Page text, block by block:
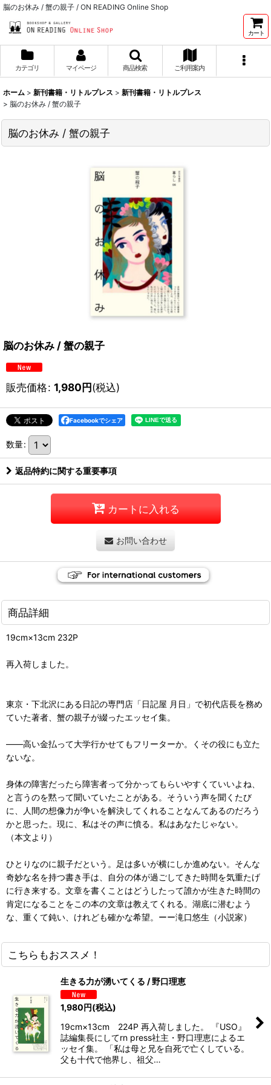
脳のお休み / 蟹の親子 / ON READING Online Shop
カート
カテゴリ マイページ 商品検索 ご利用案内
ホーム > 新刊書籍・リトルプレス > 新刊書籍・リトルプレス
> 脳のお休み / 蟹の親子
脳のお休み / 蟹の親子
脳のお休み / 蟹の親子
販売価格: 1,980円(税込)
Facebookでシェア
数量:
返品特約に関する重要事項
カートに入れる
お問い合わせ
商品詳細
19cm×13cm 232P
再入荷しました。
東京・下北沢にある日記の専門店「日記屋 月日」で初代店長を務め
ていた著者、蟹の親子が綴ったエッセイ集。
――高い金払って大学行かせてもフリーターか。くその役にも立た
ないな。
身体の障害だったら障害者って分かってもらいやすくていいよね、
と言うのを黙って聞いていたことがある。そういう声を聞くたび
に、人間の想像力が争いを解決してくれることなんてあるのだろう
かと思った。現に、私はその声に憤る。私はあなたじゃない。
（本文より）
ひとりなのに親子だという。足は多いが横にしか進めない。そんな
奇妙な名を持つ書き手は、自分の体が過ごしてきた時間を気重たげ
に行き来する。文章を書くことはどうしたって誰かが生きた時間の
肯定になることをこの本の文章は教えてくれる。湖底に潜むよう
な、重くて鈍い、けれども確かな希望。ーー滝口悠生（小説家）
こちらもおススメ！
生きる力が湧いてくる / 野口理恵
1,980円(税込)
19cm×13cm 224P 再入荷しました。 『USO』
誌編集長にしてrn press社主・野口理恵によるエ
ッセイ集。 「私は母と兄を自死で亡くしている。
父も十代で他界し、祖父…